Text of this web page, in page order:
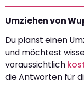
Umziehen von
Du planst einen
und möchtest
voraussichtlich
die Antworten für